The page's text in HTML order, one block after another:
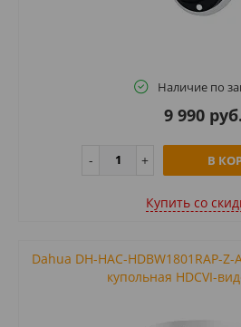
Наличие по
9 990 руб.
В
Купить cо
Dahua DH-HAC-HDBW1801RAP-
купольная HDCVI-